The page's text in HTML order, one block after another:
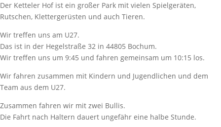
Der Ketteler Hof ist ein großer Park mit vielen Spielgeräten,
Rutschen, Klettergerüsten und auch Tieren.
Wir treffen uns am U27.
Das ist in der Hegelstraße 32 in 44805 Bochum.
Wir treffen uns um 9:45 und fahren gemeinsam um 10:15 los.
Wir fahren zusammen mit Kindern und Jugendlichen und dem
Team aus dem U27.
Zusammen fahren wir mit zwei Bullis.
Die Fahrt nach Haltern dauert ungefähr eine halbe Stunde.